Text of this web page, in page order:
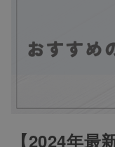
【2024年